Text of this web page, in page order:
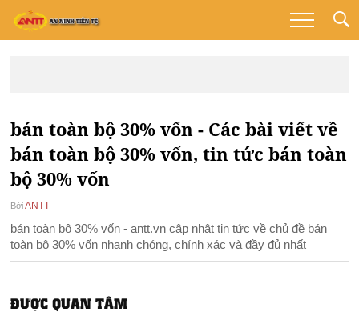
bán toàn bộ 30% vốn - Các bài viết về
bán toàn bộ 30% vốn, tin tức bán toàn
bộ 30% vốn
Bởi ANTT
bán toàn bộ 30% vốn - antt.vn cập nhật tin tức về chủ đề bán
toàn bộ 30% vốn nhanh chóng, chính xác và đầy đủ nhất
ĐƯỢC QUAN TÂM